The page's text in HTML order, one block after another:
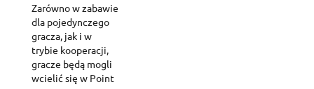
Zarówno w zabawie
dla pojedynczego
gracza, jak i w
trybie kooperacji,
gracze będą mogli
wcielić się w Point